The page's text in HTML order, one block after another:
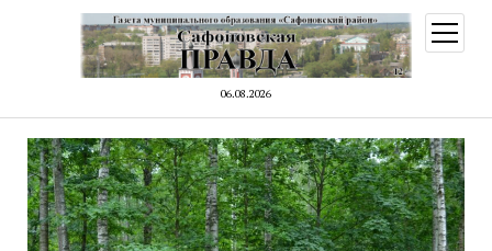
06.08.2026
меню